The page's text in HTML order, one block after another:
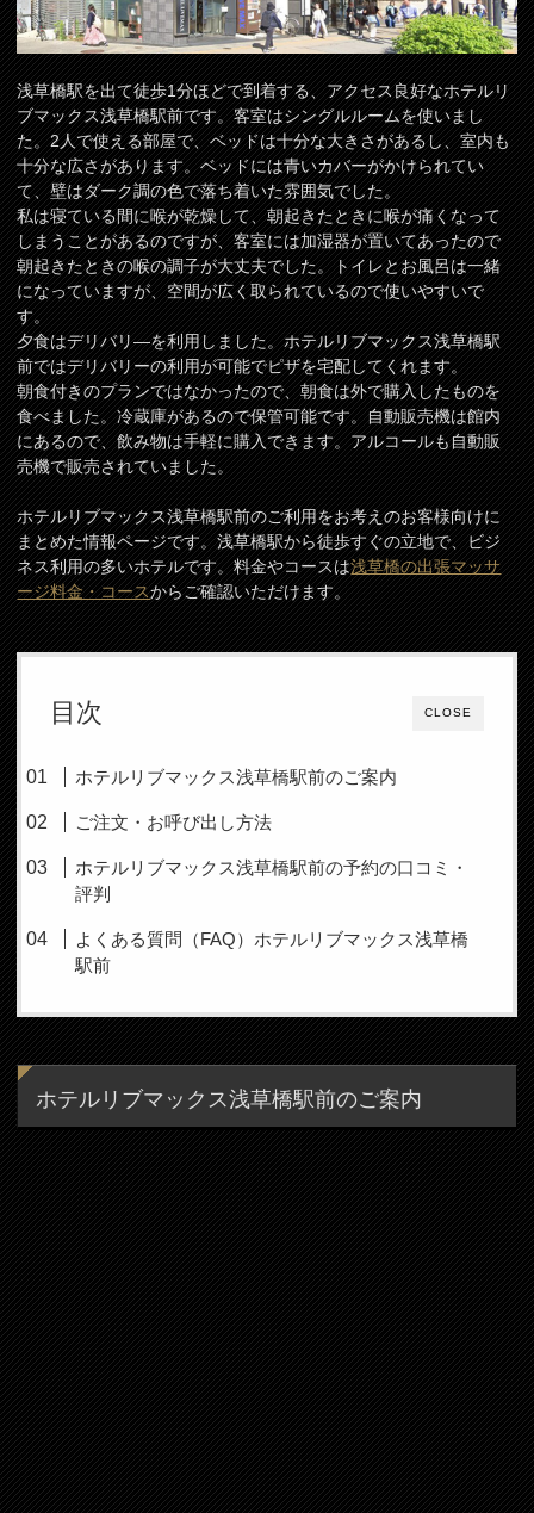
浅草橋駅を出て徒歩1分ほどで到着する、アクセス良好なホテルリ
ブマックス浅草橋駅前です。客室はシングルルームを使いまし
た。2人で使える部屋で、ベッドは十分な大きさがあるし、室内も
十分な広さがあります。ベッドには青いカバーがかけられてい
て、壁はダーク調の色で落ち着いた雰囲気でした。
私は寝ている間に喉が乾燥して、朝起きたときに喉が痛くなって
しまうことがあるのですが、客室には加湿器が置いてあったので
朝起きたときの喉の調子が大丈夫でした。トイレとお風呂は一緒
になっていますが、空間が広く取られているので使いやすいで
す。
夕食はデリバリ―を利用しました。ホテルリブマックス浅草橋駅
前ではデリバリーの利用が可能でピザを宅配してくれます。
朝食付きのプランではなかったので、朝食は外で購入したものを
食べました。冷蔵庫があるので保管可能です。自動販売機は館内
にあるので、飲み物は手軽に購入できます。アルコールも自動販
売機で販売されていました。
ホテルリブマックス浅草橋駅前のご利用をお考えのお客様向けに
まとめた情報ページです。浅草橋駅から徒歩すぐの立地で、ビジ
ネス利用の多いホテルです。料金やコースは浅草橋の出張マッサ
ージ料金・コースからご確認いただけます。
CLOSE
目次
ホテルリブマックス浅草橋駅前のご案内
ご注文・お呼び出し方法
ホテルリブマックス浅草橋駅前の予約の口コミ・
評判
よくある質問（FAQ）ホテルリブマックス浅草橋
駅前
ホテルリブマックス浅草橋駅前のご案内